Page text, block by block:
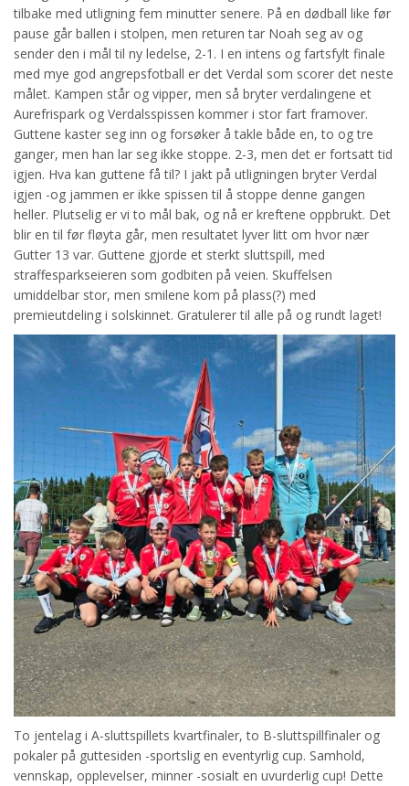
tilbake med utligning fem minutter senere. På en dødball like før
pause går ballen i stolpen, men returen tar Noah seg av og
sender den i mål til ny ledelse, 2-1. I en intens og fartsfylt finale
med mye god angrepsfotball er det Verdal som scorer det neste
målet. Kampen står og vipper, men så bryter verdalingene et
Aurefrispark og Verdalsspissen kommer i stor fart framover.
Guttene kaster seg inn og forsøker å takle både en, to og tre
ganger, men han lar seg ikke stoppe. 2-3, men det er fortsatt tid
igjen. Hva kan guttene få til? I jakt på utligningen bryter Verdal
igjen -og jammen er ikke spissen til å stoppe denne gangen
heller. Plutselig er vi to mål bak, og nå er kreftene oppbrukt. Det
blir en til før fløyta går, men resultatet lyver litt om hvor nær
Gutter 13 var. Guttene gjorde et sterkt sluttspill, med
straffesparkseieren som godbiten på veien. Skuffelsen
umiddelbar stor, men smilene kom på plass(?) med
premieutdeling i solskinnet. Gratulerer til alle på og rundt laget!
To jentelag i A-sluttspillets kvartfinaler, to B-sluttspillfinaler og
pokaler på guttesiden -sportslig en eventyrlig cup. Samhold,
vennskap, opplevelser, minner -sosialt en uvurderlig cup! Dette